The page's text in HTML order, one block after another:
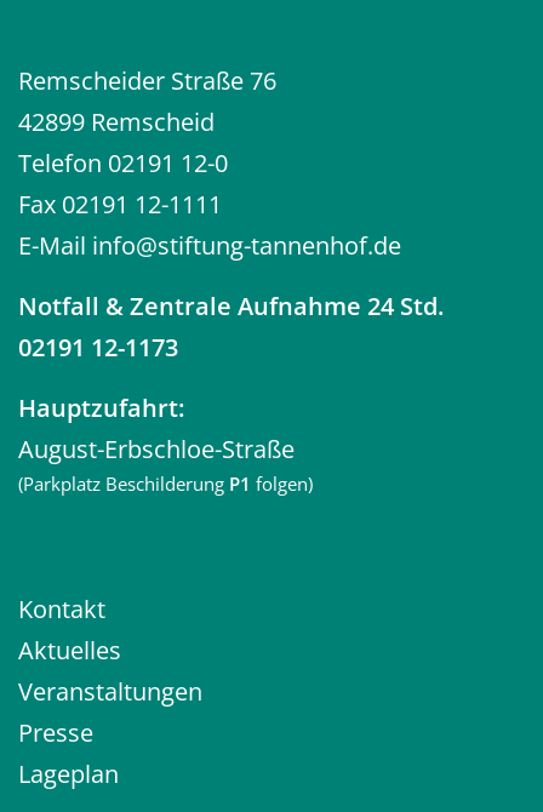
Remscheider Straße 76
42899 Remscheid
Telefon 02191 12-0
Fax 02191 12-1111
E-Mail info@stiftung-tannenhof.de
Notfall & Zentrale Aufnahme 24 Std.
02191 12-1173
Hauptzufahrt:
August-Erbschloe-Straße
(Parkplatz Beschilderung P1 folgen)
Kontakt
Aktuelles
Veranstaltungen
Presse
Lageplan